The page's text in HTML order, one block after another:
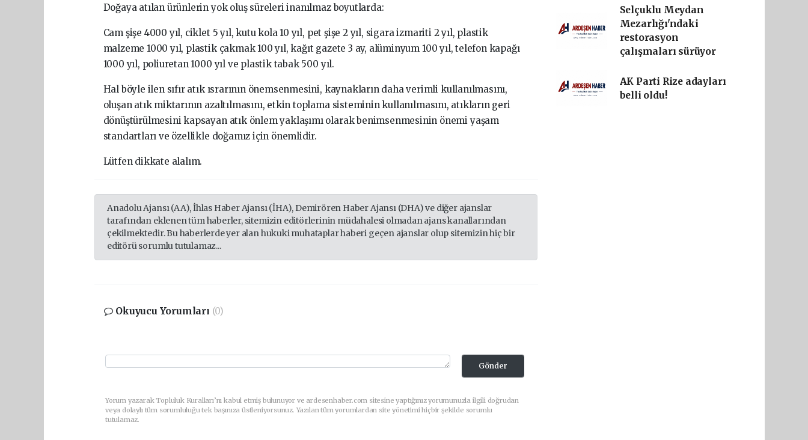
Doğaya atılan ürünlerin yok oluş süreleri inanılmaz boyutlarda:
Cam şişe 4000 yıl, ciklet 5 yıl, kutu kola 10 yıl, pet şişe 2 yıl, sigara izmariti 2 yıl, plastik
malzeme 1000 yıl, plastik çakmak 100 yıl, kağıt gazete 3 ay, alüminyum 100 yıl, telefon kapağı
1000 yıl, poliuretan 1000 yıl ve plastik tabak 500 yıl.
Hal böyle ilen sıfır atık ısrarının önemsenmesini, kaynakların daha verimli kullanılmasını,
oluşan atık miktarının azaltılmasını, etkin toplama sisteminin kullanılmasını, atıkların geri
dönüştürülmesini kapsayan atık önlem yaklaşımı olarak benimsenmesinin önemi yaşam
standartları ve özellikle doğamız için önemlidir.
Lütfen dikkate alalım.
Anadolu Ajansı (AA), İhlas Haber Ajansı (İHA), Demirören Haber Ajansı (DHA) ve diğer ajanslar
tarafından eklenen tüm haberler, sitemizin editörlerinin müdahalesi olmadan ajans kanallarından
çekilmektedir. Bu haberlerde yer alan hukuki muhataplar haberi geçen ajanslar olup sitemizin hiç bir
editörü sorumlu tutulamaz...
Okuyucu Yorumları (0)
Gönder
Yorum yazarak Topluluk Kuralları’nı kabul etmiş bulunuyor ve ardesenhaber.com sitesine yaptığınız yorumunuzla ilgili doğrudan
veya dolaylı tüm sorumluluğu tek başınıza üstleniyorsunuz. Yazılan tüm yorumlardan site yönetimi hiçbir şekilde sorumlu
tutulamaz.
Selçuklu Meydan
Mezarlığı'ndaki
restorasyon
çalışmaları sürüyor
AK Parti Rize adayları
belli oldu!